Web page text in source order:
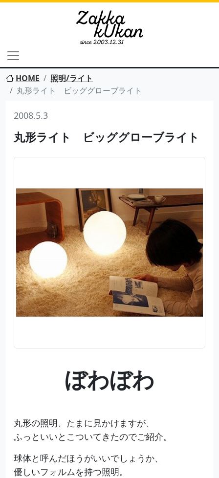
HOME
照明/ライト
丸形ライト ビッググローブライト
2008.5.3
丸形ライト ビッググローブライト
ぼわぼわ
丸形の照明、たまに見かけますが、
ふっといいとこついてきたのでご紹介。
球体と呼んだほうがいいでしょうか、
優しいフォルムを持つ照明。